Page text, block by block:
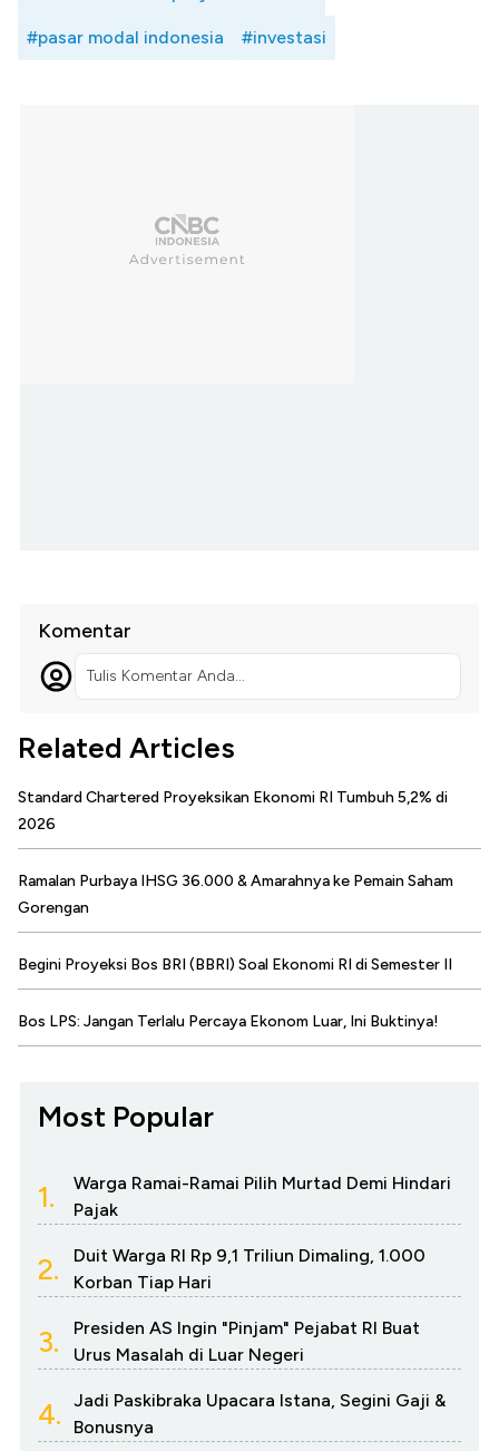
#pasar modal indonesia #investasi
Komentar
Tulis Komentar Anda...
Related Articles
Standard Chartered Proyeksikan Ekonomi RI Tumbuh 5,2% di
2026
Ramalan Purbaya IHSG 36.000 & Amarahnya ke Pemain Saham
Gorengan
Begini Proyeksi Bos BRI (BBRI) Soal Ekonomi RI di Semester II
Bos LPS: Jangan Terlalu Percaya Ekonom Luar, Ini Buktinya!
Most Popular
1.
Warga Ramai-Ramai Pilih Murtad Demi Hindari
Pajak
2.
Duit Warga RI Rp 9,1 Triliun Dimaling, 1.000
Korban Tiap Hari
3.
Presiden AS Ingin "Pinjam" Pejabat RI Buat
Urus Masalah di Luar Negeri
4.
Jadi Paskibraka Upacara Istana, Segini Gaji &
Bonusnya